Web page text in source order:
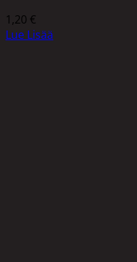
1,20 €
Lue Lisää